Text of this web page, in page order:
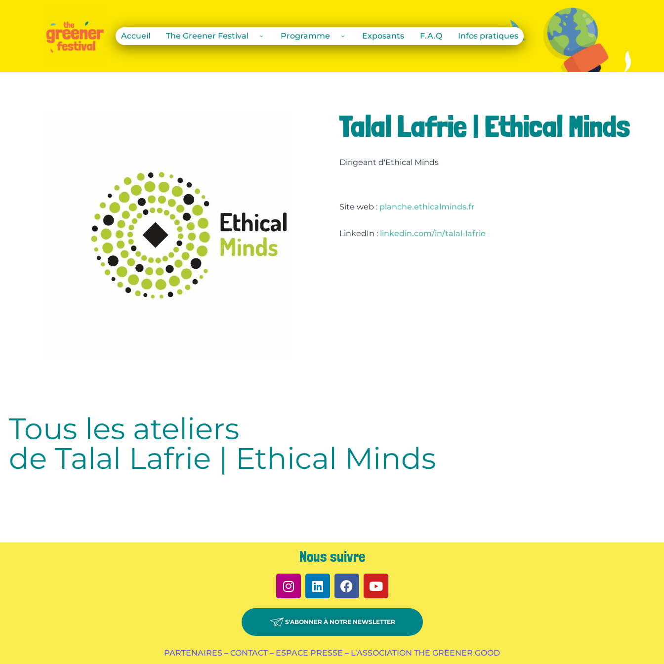
Accueil The Greener Festival Programme Exposants F.A.Q Infos pratiques
Talal Lafrie | Ethical Minds
Dirigeant d'Ethical Minds
Site web : planche.ethicalminds.fr
LinkedIn : linkedin.com/in/talal-lafrie
Tous les ateliers
de Talal Lafrie | Ethical Minds
Nous suivre
S'ABONNER À NOTRE NEWSLETTER
PARTENAIRES – CONTACT – ESPACE PRESSE – L’ASSOCIATION THE GREENER GOOD